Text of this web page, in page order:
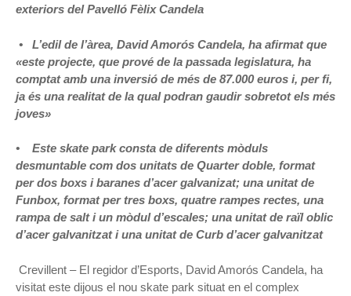
exteriors del Pavelló Fèlix Candela
• L’edil de l’àrea, David Amorós Candela, ha afirmat que
«este projecte, que prové de la passada legislatura, ha
comptat amb una inversió de més de 87.000 euros i, per fi,
ja és una realitat de la qual podran gaudir sobretot els més
joves»
• Este skate park consta de diferents mòduls
desmuntable com dos unitats de Quarter doble, format
per dos boxs i baranes d’acer galvanizat; una unitat de
Funbox, format per tres boxs, quatre rampes rectes, una
rampa de salt i un mòdul d’escales; una unitat de raïl oblic
d’acer galvanitzat i una unitat de Curb d’acer galvanitzat
Crevillent – El regidor d’Esports, David Amorós Candela, ha
visitat este dijous el nou skate park situat en el complex